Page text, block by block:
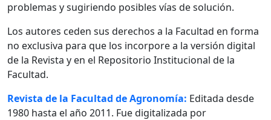
problemas y sugiriendo posibles vías de solución.
Los autores ceden sus derechos a la Facultad en forma
no exclusiva para que los incorpore a la versión digital
de la Revista y en el Repositorio Institucional de la
Facultad.
Revista de la Facultad de Agronomía: Editada desde
1980 hasta el año 2011. Fue digitalizada por